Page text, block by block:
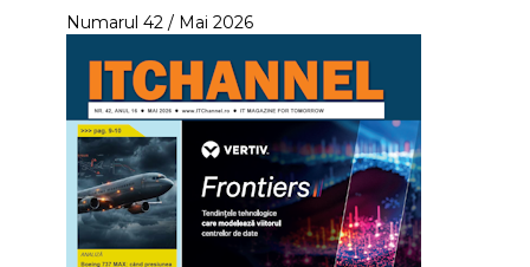
Numarul 42 / Mai 2026